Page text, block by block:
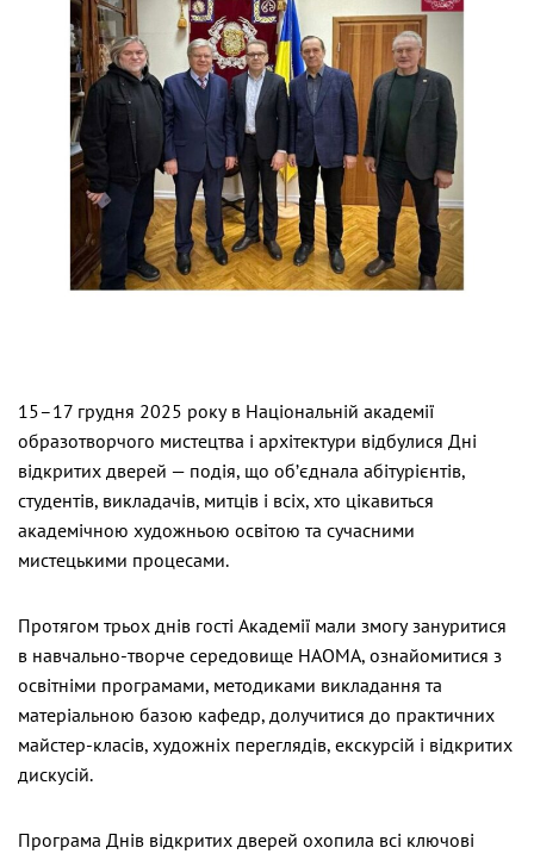
15–17 грудня 2025 року в Національній академії
образотворчого мистецтва і архітектури відбулися Дні
відкритих дверей — подія, що об’єднала абітурієнтів,
студентів, викладачів, митців і всіх, хто цікавиться
академічною художньою освітою та сучасними
мистецькими процесами.
Протягом трьох днів гості Академії мали змогу зануритися
в навчально-творче середовище НАОМА, ознайомитися з
освітніми програмами, методиками викладання та
матеріальною базою кафедр, долучитися до практичних
майстер-класів, художніх переглядів, екскурсій і відкритих
дискусій.
Програма Днів відкритих дверей охопила всі ключові